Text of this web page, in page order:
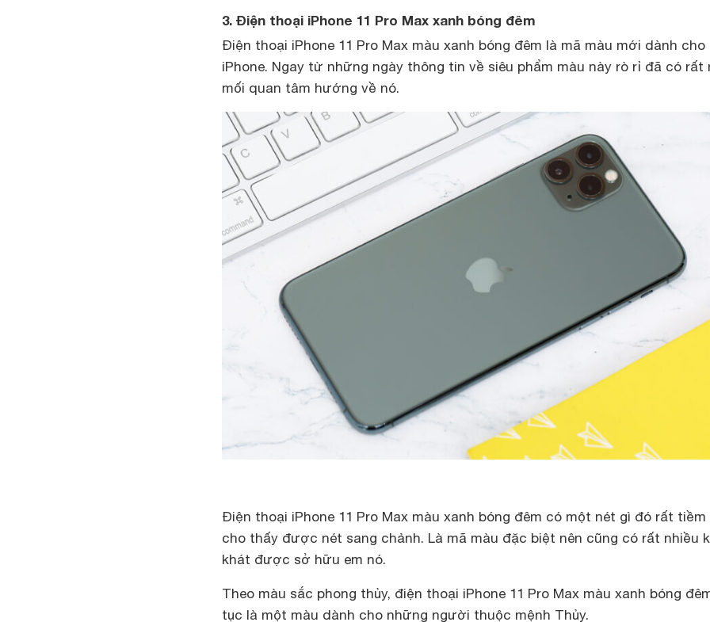
3. Điện thoại iPhone 11 Pro Max xanh bóng đêm
Điện thoại iPhone 11 Pro Max màu xanh bóng đêm là mã màu mới dành cho
iPhone. Ngay từ những ngày thông tin về siêu phẩm màu này rò rỉ đã có rất
mối quan tâm hướng về nó.
Điện thoại iPhone 11 Pro Max màu xanh bóng đêm có một nét gì đó rất tiềm
cho thấy được nét sang chảnh. Là mã màu đặc biệt nên cũng có rất nhiều
khát được sở hữu em nó.
Theo màu sắc phong thủy, điện thoại iPhone 11 Pro Max màu xanh bóng
tục là một màu dành cho những người thuộc mệnh Thủy.